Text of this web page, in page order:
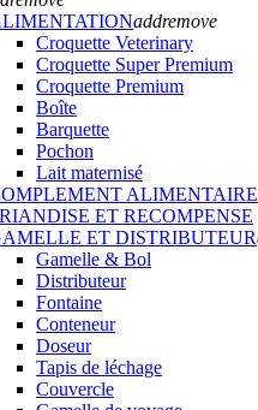
addremove
Croquette Veterinary
Croquette Super Premium
Croquette Premium
Boîte
Barquette
Pochon
Lait maternisé
ALIMENTAIRE
ET RECOMPENSE
ET DISTRIBUTEUR
Gamelle & Bol
Distributeur
Fontaine
Conteneur
Doseur
Tapis de léchage
Couvercle